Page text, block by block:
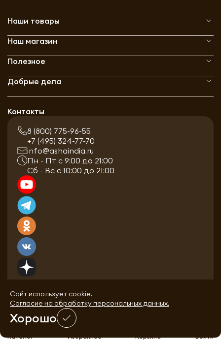
Каталог Избранное
Корзина
Войти
Наши товары
Наш магазин
Полезное
Добрые дела
Контакты
8 (800) 775-96-55
+7 (495) 324-77-70
info@ashaindia.ru
Пн - Пт с 9:00 до 21:00
Сб - Вс с 10:00 до 21:00
Сайт использует cookie.
Согласие на обработку персональных данных.
Хорошо